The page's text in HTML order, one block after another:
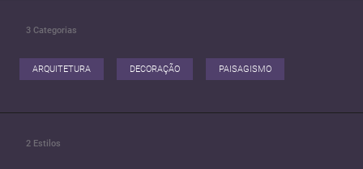
3 Categorias
ARQUITETURA DECORAÇÃO PAISAGISMO
2 Estilos